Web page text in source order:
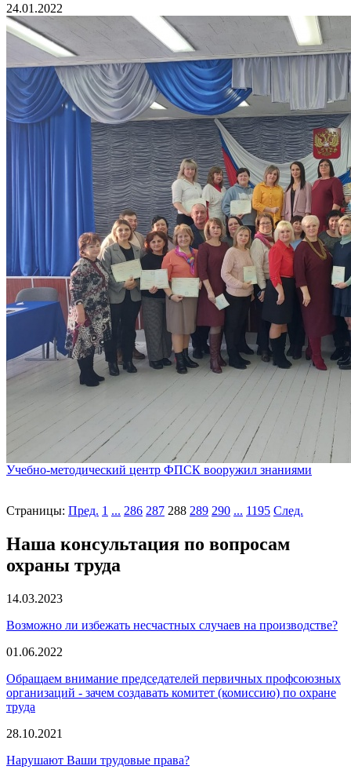
24.01.2022
Учебно-методический центр ФПСК вооружил знаниями
Страницы: Пред. 1 ... 286 287 288 289 290 ... 1195 След.
Наша консультация по вопросам
охраны труда
14.03.2023
Возможно ли избежать несчастных случаев на производстве?
01.06.2022
Обращаем внимание председателей первичных профсоюзных
организаций - зачем создавать комитет (комиссию) по охране
труда
28.10.2021
Нарушают Ваши трудовые права?